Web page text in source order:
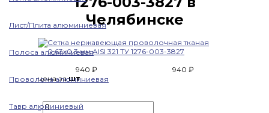
Лист/Плита алюминиевая
Полоса алюминиевая
Проволока алюминиевая
Тавр алюминиевый
Челябинске
940 ₽
940 ₽
цена зашт
-